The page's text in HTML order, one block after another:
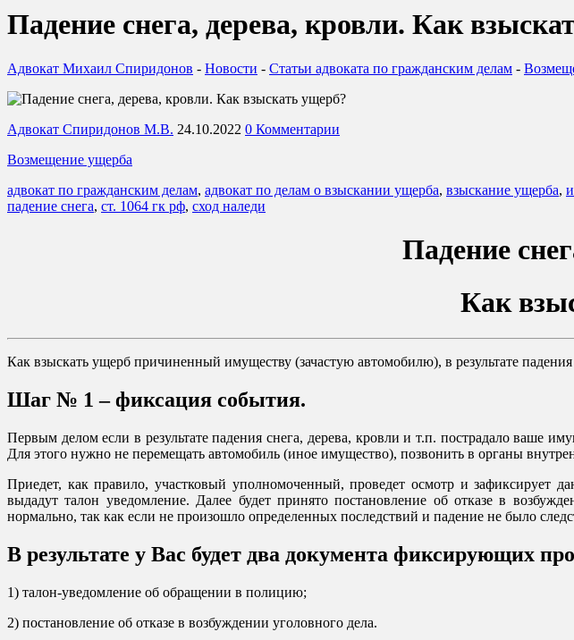
Падение снега, дерева, кровли. Как
Адвокат Михаил Спиридонов - Новости - Статьи адвоката по гражданским делам -
Адвокат Спиридонов М.В. 24.10.2022 0 Комментарии
Возмещение ущерба
адвокат по гражданским делам, адвокат по делам о взыскании ущерба, взыскание ущерба,
падение снега, ст. 1064 гк рф, сход наледи
Падение
Как
Как взыскать ущерб причиненный имуществу (зачастую автомобилю), в результате
Шаг № 1 – фиксация события.
Первым делом если в результате падения снега, дерева, кровли и т.п. пострадало ваше
Для этого нужно не перемещать автомобиль (иное имущество), позвонить в органы
Приедет, как правило, участковый уполномоченный, проведет осмотр и
выдадут талон уведомление. Далее будет принято постановление об отказе в
нормально, так как если не произошло определенных последствий и падение не было
В результате у Вас будет два документа фиксирующих
1) талон-уведомление об обращении в полицию;
2) постановление об отказе в возбуждении уголовного дела.